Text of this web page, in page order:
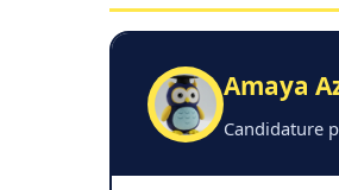
Amaya
Candidature